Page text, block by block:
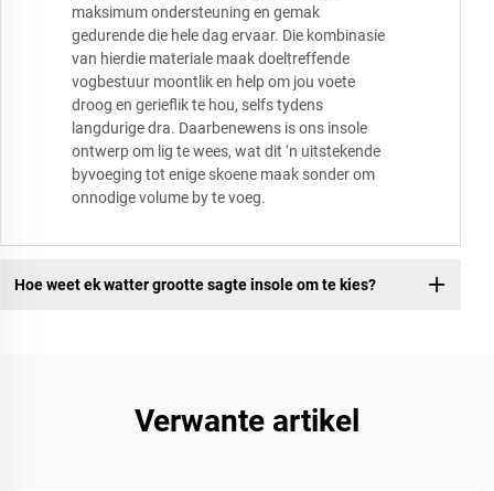
maksimum ondersteuning en gemak
gedurende die hele dag ervaar. Die kombinasie
van hierdie materiale maak doeltreffende
vogbestuur moontlik en help om jou voete
droog en gerieflik te hou, selfs tydens
langdurige dra. Daarbenewens is ons insole
ontwerp om lig te wees, wat dit ‘n uitstekende
byvoeging tot enige skoene maak sonder om
onnodige volume by te voeg.
Hoe weet ek watter grootte sagte insole om te kies?
Verwante artikel